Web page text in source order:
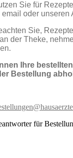
Sie für
email oder unseren
Sie,
der Theke,
Ihre
Bestellung
für